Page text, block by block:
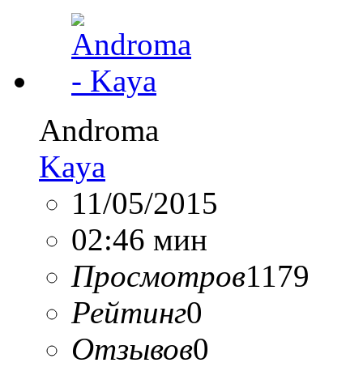
Androma
Kaya
11/05/2015
02:46 мин
Просмотров1179
Рейтинг0
Отзывов0